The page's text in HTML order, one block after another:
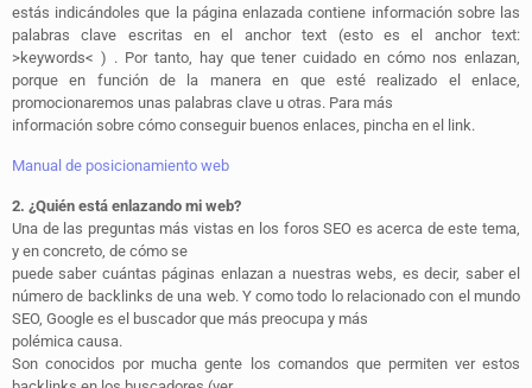
estás indicándoles que la página enlazada contiene información sobre las
palabras clave escritas en el anchor text (esto es el anchor text:
>keywords< ) . Por tanto, hay que tener cuidado en cómo nos enlazan,
porque en función de la manera en que esté realizado el enlace,
promocionaremos unas palabras clave u otras. Para más
información sobre cómo conseguir buenos enlaces, pincha en el link.
Manual de posicionamiento web
2. ¿Quién está enlazando mi web?
Una de las preguntas más vistas en los foros SEO es acerca de este tema,
y en concreto, de cómo se
puede saber cuántas páginas enlazan a nuestras webs, es decir, saber el
número de backlinks de una web. Y como todo lo relacionado con el mundo
SEO, Google es el buscador que más preocupa y más
polémica causa.
Son conocidos por mucha gente los comandos que permiten ver estos